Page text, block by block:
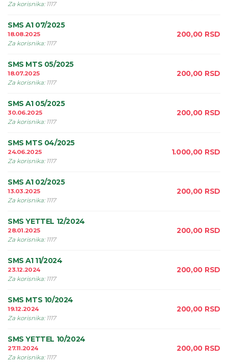
Za korisnika: 1117
SMS A1 07/2025
18.08.2025
Za korisnika: 1117
200,00 RSD
SMS MTS 05/2025
18.07.2025
Za korisnika: 1117
200,00 RSD
SMS A1 05/2025
30.06.2025
Za korisnika: 1117
200,00 RSD
SMS MTS 04/2025
24.06.2025
Za korisnika: 1117
1.000,00 RSD
SMS A1 02/2025
13.03.2025
Za korisnika: 1117
200,00 RSD
SMS YETTEL 12/2024
28.01.2025
Za korisnika: 1117
200,00 RSD
SMS A1 11/2024
23.12.2024
Za korisnika: 1117
200,00 RSD
SMS MTS 10/2024
19.12.2024
Za korisnika: 1117
200,00 RSD
SMS YETTEL 10/2024
27.11.2024
Za korisnika: 1117
200,00 RSD